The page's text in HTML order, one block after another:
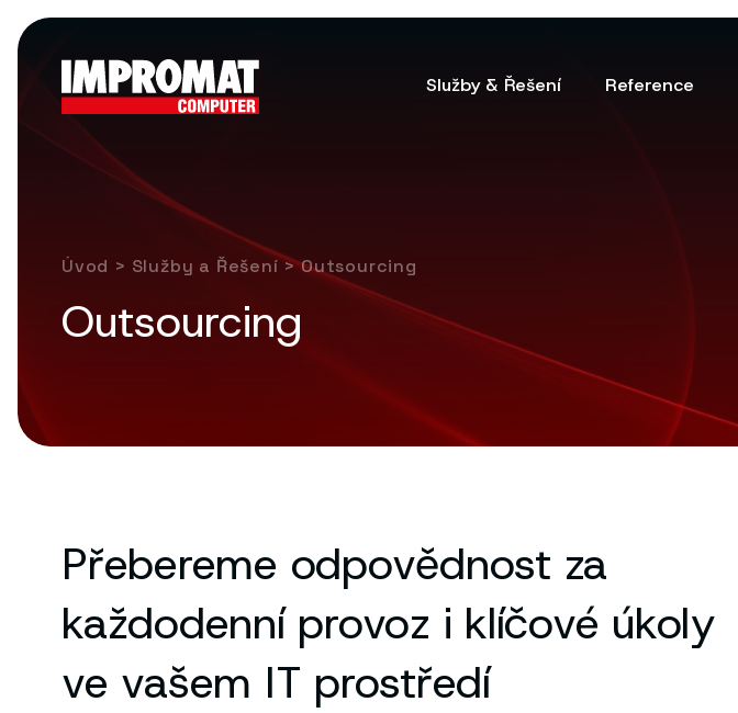
Služby & Řešení Reference
Úvod > Služby a Řešení> Outsourcing
Outsourcing
Přebereme odpovědnost za
každodenní provoz i klíčové úkoly
ve vašem IT prostředí